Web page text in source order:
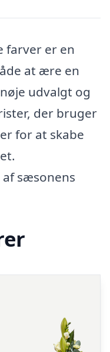
farver er en
at ære en
udvalgt og
der bruger
for at skabe
sæsonens